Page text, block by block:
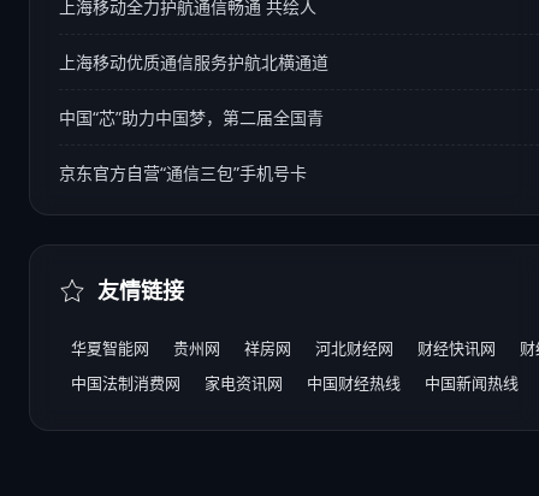
上海移动全力护航通信畅通 共绘人
上海移动优质通信服务护航北横通道
中国“芯”助力中国梦，第二届全国青
京东官方自营“通信三包”手机号卡
友情链接
华夏智能网 贵州网 祥房网 河北财经网 财经快讯网
中国法制消费网
家电资讯网 中国财经热线 中国新闻热线